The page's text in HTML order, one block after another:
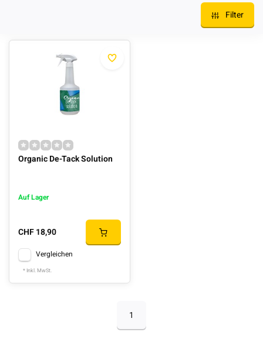
wurden. Unsere speziell entwickelten PPF-Entferner und
Lösungsmittel ermöglichen eine schonende Ablösung der Folie,
ohne den darunterliegenden Lack zu beschädigen. Sie helfen dabei,
Klebereste vollständig zu lösen und sorgen für eine saubere
Oberfläche. Ideal für professionelle Folierer und Werkstätten sowie
für Fahrzeugbesitzer, die ihre Lackschutzfolie sicher entfernen
möchten. Unsere Lösungsmittel sind einfach anzuwenden und
gewährleisten eine effiziente Reinigung, damit der Lack für eine
neue Schutzfolie oder weitere Behandlungen optimal vorbereitet ist.
Filter
Organic De-Tack Solution
Auf Lager
CHF 18,90
Vergleichen
* Inkl. MwSt.
1